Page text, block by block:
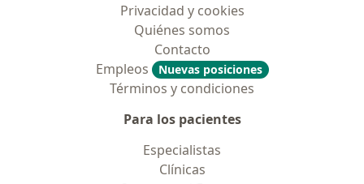
Privacidad y cookies
Quiénes somos
Contacto
Empleos
Nuevas posiciones
Términos y condiciones
Para los pacientes
Especialistas
Clínicas